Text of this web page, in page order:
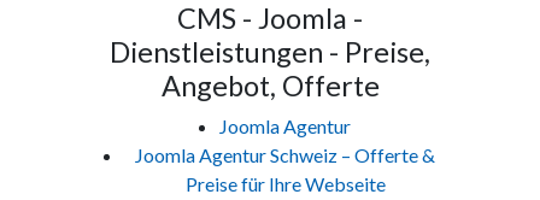
CMS - Joomla -
Dienstleistungen - Preise,
Angebot, Offerte
Joomla Agentur
Joomla Agentur Schweiz – Offerte &
Preise für Ihre Webseite